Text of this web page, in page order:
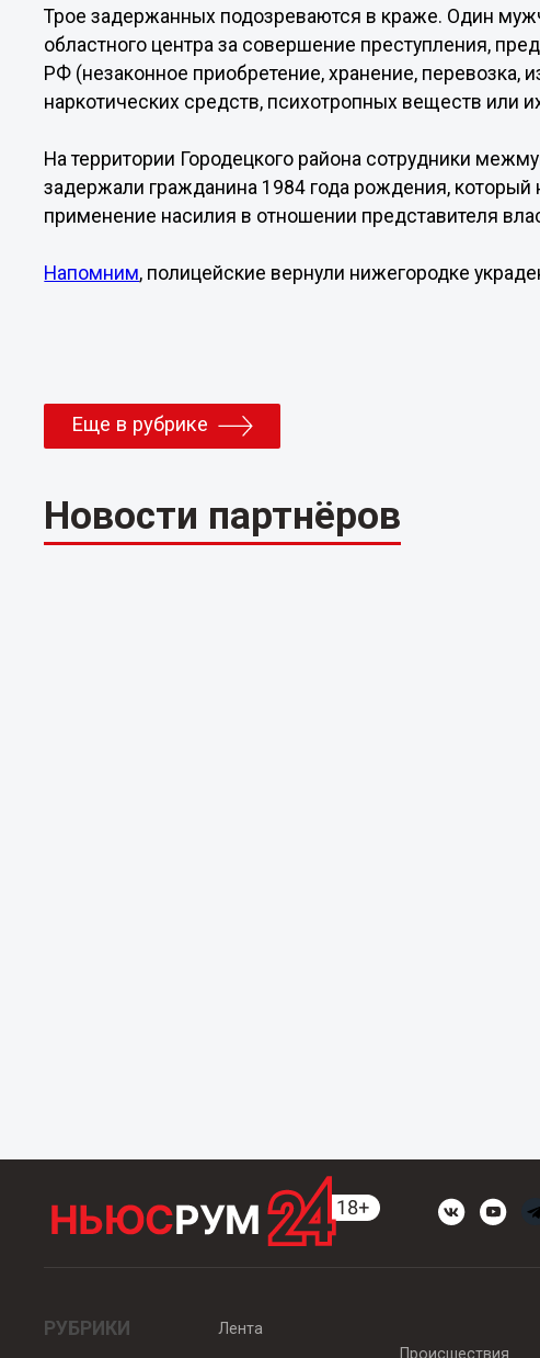
Трое задержанных подозреваются в краже. Один
областного центра за совершение преступления,
РФ (незаконное приобретение, хранение, перевозка,
наркотических средств, психотропных веществ или
На территории Городецкого района сотрудники
задержали гражданина 1984 года рождения,
применение насилия в отношении представителя
Напомним, полицейские вернули нижегородке
Еще в рубрике
Новости партнёров
РУБРИКИ
Лента
Происшествия